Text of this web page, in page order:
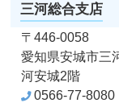
三河総合支店
〒446-0058
愛知県安城市三
河安城2階
0566-77-8080